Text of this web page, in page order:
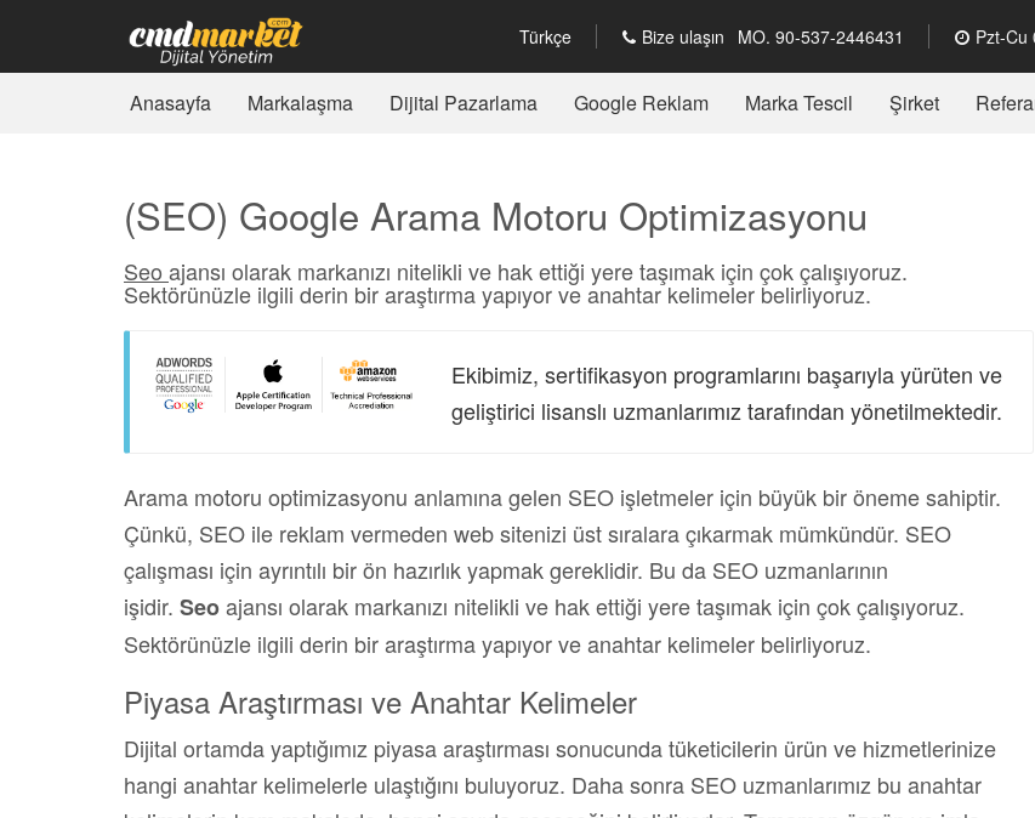
Türkçe Bize ulaşın
MO. 90-537-2446431
TR. 0850-346-6072
Pzt-Cu
Anasayfa Markalaşma Dijital Pazarlama Google Reklam Marka Tescil Şirket
(SEO) Google Arama Motoru Optimizasyonu
Seo ajansı olarak markanızı nitelikli ve hak ettiği yere taşımak için çok çalışıyoruz.
Sektörünüzle ilgili derin bir araştırma yapıyor ve anahtar kelimeler belirliyoruz.
Ekibimiz, sertifikasyon programlarını başarıyla yürüten ve
geliştirici lisanslı uzmanlarımız tarafından yönetilmektedir.
Arama motoru optimizasyonu anlamına gelen SEO işletmeler için büyük bir öneme sahiptir.
Çünkü, SEO ile reklam vermeden web sitenizi üst sıralara çıkarmak mümkündür. SEO
çalışması için ayrıntılı bir ön hazırlık yapmak gereklidir. Bu da SEO uzmanlarının
işidir. Seoajansı olarak markanızı nitelikli ve hak ettiği yere taşımak için çok çalışıyoruz.
Sektörünüzle ilgili derin bir araştırma yapıyor ve anahtar kelimeler belirliyoruz.
Piyasa Araştırması ve Anahtar Kelimeler
Dijital ortamda yaptığımız piyasa araştırması sonucunda tüketicilerin ürün ve hizmetlerinize
hangi anahtar kelimelerle ulaştığını buluyoruz. Daha sonra SEO uzmanlarımız bu anahtar